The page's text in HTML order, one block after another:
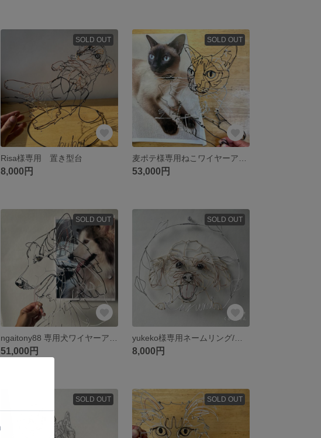
SOLD OUT
Risa様専用 置き型台
8,000円
SOLD OUT
53,000円
SOLD OUT
51,000円
SOLD OUT
8,000円
SOLD OUT SOLD OUT